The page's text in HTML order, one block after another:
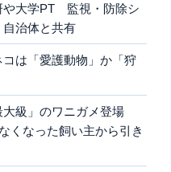
大学PT 監視・防除シ
治体と共有
は「愛護動物」か「狩
大級」のワニガメ登場
くなった飼い主から引き